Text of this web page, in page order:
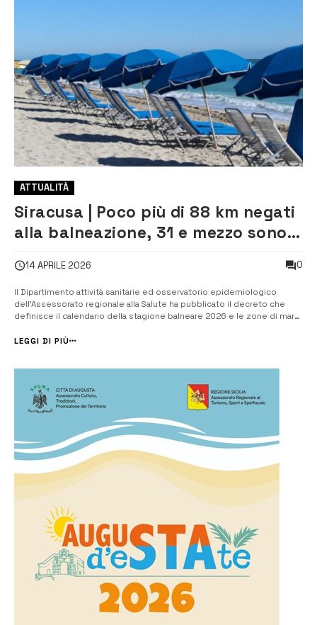
ATTUALITÀ
Siracusa | Poco più di 88 km negati
alla balneazione, 31 e mezzo sono
14 APRILE 2026 0
Il Dipartimento attività sanitarie ed osservatorio epidemiologico
dell’Assessorato regionale alla Salute ha pubblicato il decreto che
definisce il calendario della stagione balneare 2026 e le zone di mare
interdetti alla balneazione sono oltre 88, 5 in meno rispetto allo s...
LEGGI DI PIÙ